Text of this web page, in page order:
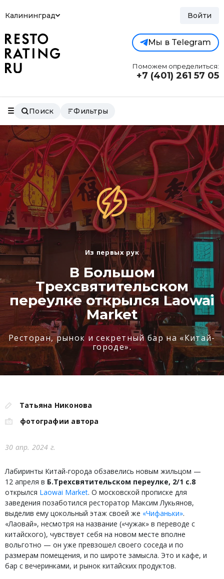
Калининград Войти
Мы в Telegram
Поможем определиться:
+7 (401) 261 57 05
Поиск Фильтры
Из первых рук
В Большом
Трехсвятительском
переулке открылся Laowai
Market
Ресторан, рынок и секретный бар на «Китай-
городе».
Татьяна Никонова
фотографии автора
30 апр. 2024 г.
Лабиринты Китай-города обзавелись новым жильцом —
12 апреля в Б.Трехсвятительском переулке, 2/1 с.8
открылся Laowai Market. О московской прописке для
заведения позаботился ресторатор Максим Лукьянов,
выделив ему цокольный этаж своей же «Чифаньки».
«Лаовай», несмотря на название («чужак» в переводе с
китайского), чувствует себя на новом месте вполне
вольготно — он уже превзошел своего соседа и по
размерам помещения, и по широте замысла. Это и кафе, и
бар с вечеринками, и рынок китайских продуктов.